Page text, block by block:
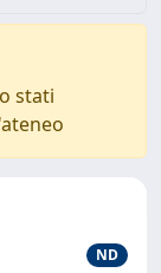
stati
ND